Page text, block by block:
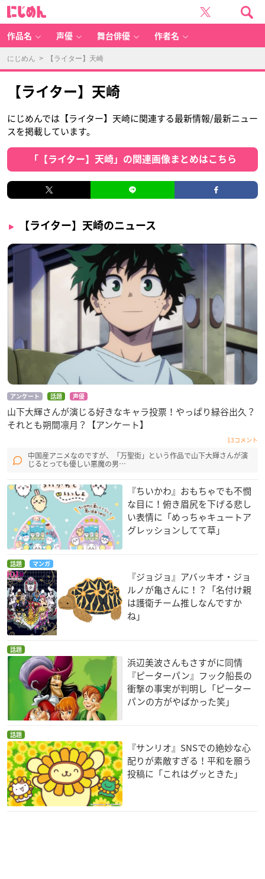
作品名 声優 舞台俳優 作者名
にじめん > 【ライター】天崎
【ライター】天崎
にじめんでは【ライター】天崎に関連する最新情報/最新ニュー
スを掲載しています。
「【ライター】天崎」の関連画像まとめはこちら
【ライター】天崎のニュース
アンケート 話題 声優
山下大輝さんが演じる好きなキャラ投票！やっぱり緑谷出久？
それとも朔間凛月？【アンケート】
13コメント
中国産アニメなのですが、「万聖街」という作品で山下大輝さんが演
じるとっても優しい悪魔の男…
『ちいかわ』おもちゃでも不憫
な目に！俯き眉尻を下げる悲し
い表情に「めっちゃキュートア
グレッションしてて草」
話題 マンガ
『ジョジョ』アバッキオ・ジョ
ルノが亀さんに！？「名付け親
は護衛チーム推しなんですか
ね」
話題
浜辺美波さんもさすがに同情
『ピーターパン』フック船長の
衝撃の事実が判明し「ピーター
パンの方がやばかった笑」
話題
『サンリオ』SNSでの絶妙な心
配りが素敵すぎる！平和を願う
投稿に「これはグッときた」